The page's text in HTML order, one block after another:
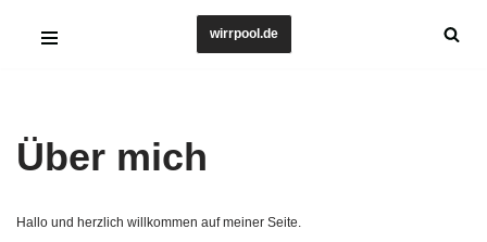
wirrpool.de
Über mich
Hallo und herzlich willkommen auf meiner Seite.